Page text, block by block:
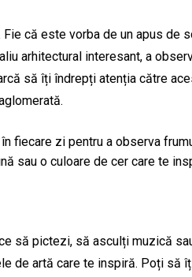
că este vorba de un apus de
arhitectural interesant, a
să îți îndrepți atenția către
fiecare zi pentru a observa
sau o culoare de cer care te
să pictezi, să asculți muzică
de artă care te inspiră. Poți să